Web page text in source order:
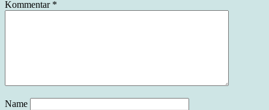
Kommentar *
Name